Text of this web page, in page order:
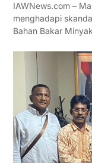
IAWNews.com –
menghadapi
Bahan Bakar